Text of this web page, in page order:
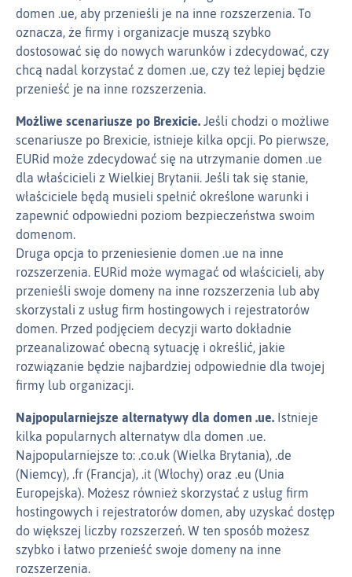
domen .ue, aby przenieśli je na inne rozszerzenia. To
oznacza, że firmy i organizacje muszą szybko
dostosować się do nowych warunków i zdecydować, czy
chcą nadal korzystać z domen .ue, czy też lepiej będzie
przenieść je na inne rozszerzenia.
Możliwe scenariusze po Brexicie. Jeśli chodzi o możliwe
scenariusze po Brexicie, istnieje kilka opcji. Po pierwsze,
EURid może zdecydować się na utrzymanie domen .ue
dla właścicieli z Wielkiej Brytanii. Jeśli tak się stanie,
właściciele będą musieli spełnić określone warunki i
zapewnić odpowiedni poziom bezpieczeństwa swoim
domenom.
Druga opcja to przeniesienie domen .ue na inne
rozszerzenia. EURid może wymagać od właścicieli, aby
przenieśli swoje domeny na inne rozszerzenia lub aby
skorzystali z usług firm hostingowych i rejestratorów
domen. Przed podjęciem decyzji warto dokładnie
przeanalizować obecną sytuację i określić, jakie
rozwiązanie będzie najbardziej odpowiednie dla twojej
firmy lub organizacji.
Najpopularniejsze alternatywy dla domen .ue. Istnieje
kilka popularnych alternatyw dla domen .ue.
Najpopularniejsze to: .co.uk (Wielka Brytania), .de
(Niemcy), .fr (Francja), .it (Włochy) oraz .eu (Unia
Europejska). Możesz również skorzystać z usług firm
hostingowych i rejestratorów domen, aby uzyskać dostęp
do większej liczby rozszerzeń. W ten sposób możesz
szybko i łatwo przenieść swoje domeny na inne
rozszerzenia.